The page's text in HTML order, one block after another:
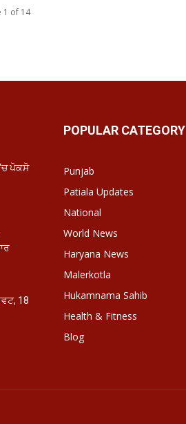
1 of 14
ਪੋਕਸੋ
18
POPULAR CATEGORY
Punjab
Patiala Updates
National
World News
Haryana News
Malerkotla
Hukamnama Sahib
Health & Fitness
Blog